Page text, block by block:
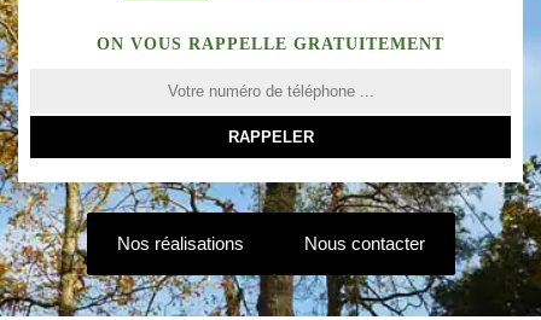
ON VOUS RAPPELLE GRATUITEMENT
Nos réalisations Nous contacter